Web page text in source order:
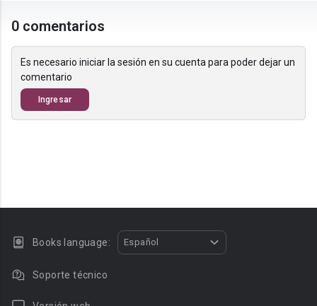
0 comentarios
Es necesario iniciar la sesión en su cuenta para poder dejar un
comentario
Ingresar
Books language: Español
Soporte técnico